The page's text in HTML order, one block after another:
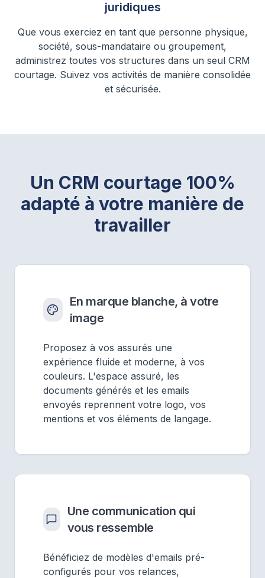
juridiques
Que vous exerciez en tant que personne physique,
société, sous-mandataire ou groupement,
administrez toutes vos structures dans un seul CRM
courtage. Suivez vos activités de manière consolidée
et sécurisée.
Un CRM courtage 100%
adapté à votre manière de
travailler
En marque blanche, à votre
image
Proposez à vos assurés une
expérience fluide et moderne, à vos
couleurs. L'espace assuré, les
documents générés et les emails
envoyés reprennent votre logo, vos
mentions et vos éléments de langage.
Une communication qui
vous ressemble
Bénéficiez de modèles d'emails pré-
configurés pour vos relances,